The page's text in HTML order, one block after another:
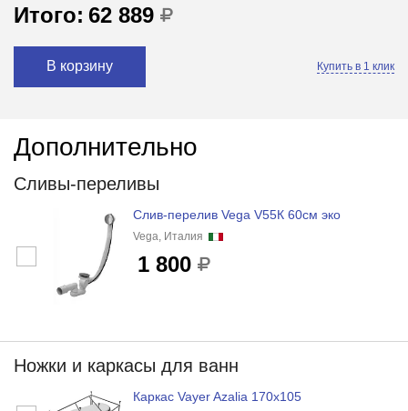
Итого: 62 889
В корзину Купить в 1 клик
Дополнительно
Сливы-переливы
Слив-перелив Vega V55К 60см эко
Vega, Италия
1 800
Ножки и каркасы для ванн
Каркас Vayer Azalia 170x105